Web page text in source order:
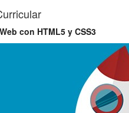
con HTML5 y CSS3